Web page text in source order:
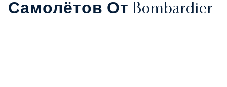
Самолётов От Bombardier